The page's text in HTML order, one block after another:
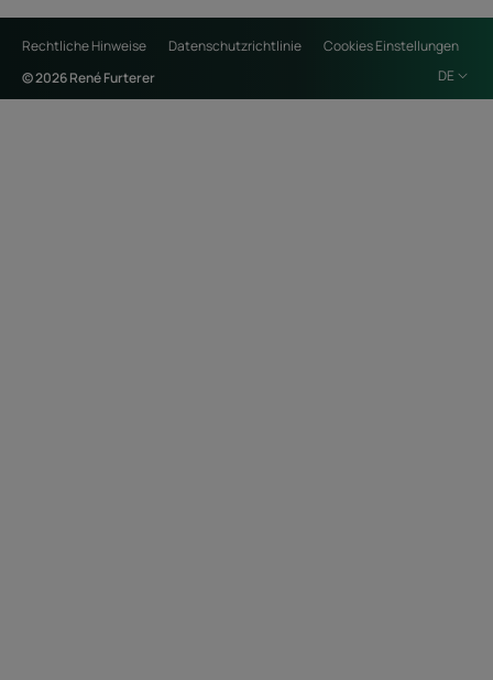
Rechtliche Hinweise Datenschutzrichtlinie
Cookies Einstellungen
© 2026 René Furterer
DE